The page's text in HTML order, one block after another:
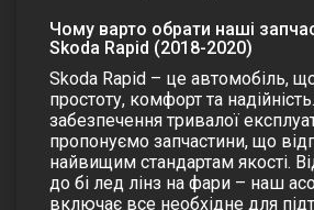
Чому варто обрати наші
Skoda Rapid (2018-2020)
Skoda Rapid – це автомобіль,
простоту, комфорт та
забезпечення тривалої
пропонуємо запчастини, що
найвищим стандартам якості.
до бі лед лінз на фари – наш
включає все необхідне для